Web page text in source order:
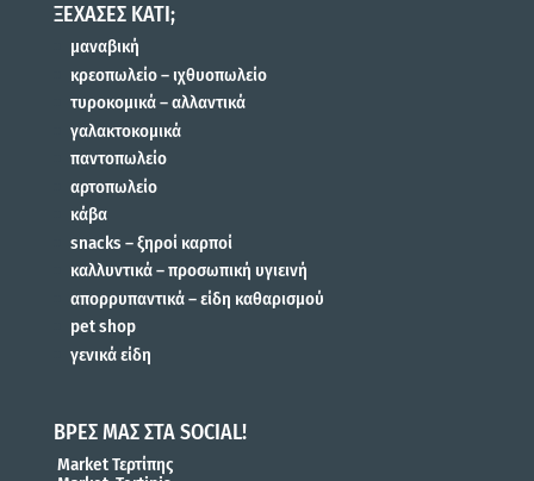
ΞΕΧΑΣΕΣ ΚΑΤΙ;
μαναβική
κρεοπωλείο – ιχθυοπωλείο
τυροκομικά – αλλαντικά
γαλακτοκομικά
παντοπωλείο
αρτοπωλείο
κάβα
snacks – ξηροί καρποί
καλλυντικά – προσωπική υγιεινή
απορρυπαντικά – είδη καθαρισμού
pet shop
γενικά είδη
ΒΡΕΣ ΜΑΣ ΣΤΑ SOCIAL!
Market Τερτίπης